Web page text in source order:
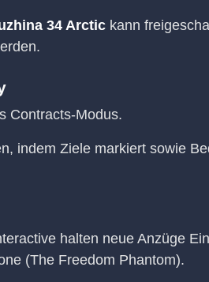
34 Arctic kann
Contracts-Modus.
indem Ziele markiert sowie
halten neue Anzüge
(The Freedom Phantom).